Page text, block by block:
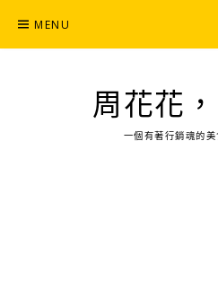
content
MENU
周花花
一個有著行銷魂的